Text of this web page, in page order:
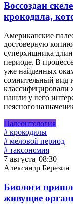
Воссоздан
крокодила,
Американские
достоверную
суперхищника
периоде. В
уже найденных
сомнительный вид
классифицировали
нашли у него
неясного
Палеонтология
# крокодилы
# меловой период
# таксономия
7 августа, 08:30
Александр Березин
Биологи
живущие